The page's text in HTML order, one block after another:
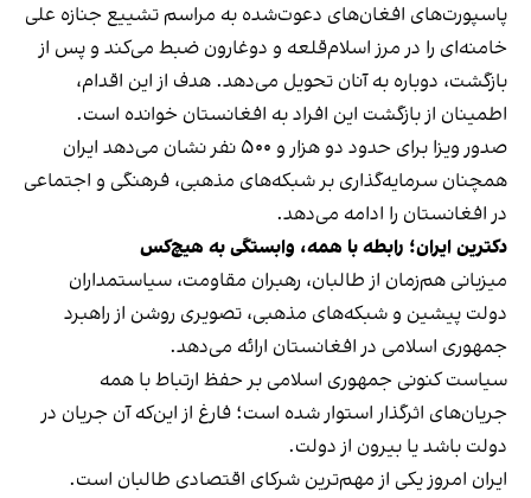
پاسپورت‌‌های افغان‌های دعوت‌شده به مراسم تشییع جنازه علی
خامنه‌ای را در مرز اسلام‌قلعه و دوغارون ضبط می‌کند و پس از
بازگشت، دوباره به آنان تحویل می‌دهد. هدف از این اقدام،
اطمینان از بازگشت این افراد به افغانستان خوانده است.
صدور ویزا برای حدود دو هزار و ۵۰۰ نفر نشان می‌دهد ایران
همچنان سرمایه‌گذاری بر شبکه‌های مذهبی، فرهنگی و اجتماعی
در افغانستان را ادامه می‌دهد.
دکترین ایران؛ رابطه با همه، وابستگی به هیچ‌کس
میزبانی هم‌زمان از طالبان، رهبران مقاومت، سیاستمداران
دولت پیشین و شبکه‌های مذهبی، تصویری روشن از راهبرد
جمهوری اسلامی در افغانستان ارائه می‌دهد.
سیاست کنونی جمهوری اسلامی بر حفظ ارتباط با همه
جریان‌های اثرگذار استوار شده است؛ فارغ از این‌که آن جریان در
دولت باشد یا بیرون از دولت.
ایران امروز یکی از مهم‌ترین شرکای اقتصادی طالبان است.